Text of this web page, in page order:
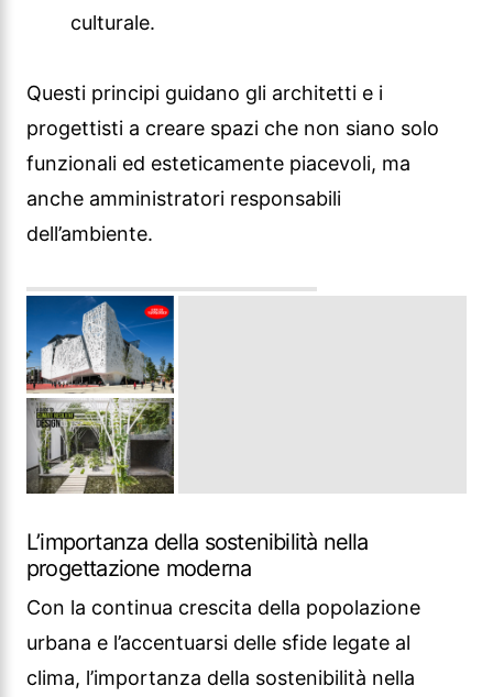
culturale.
Questi principi guidano gli architetti e i
progettisti a creare spazi che non siano solo
funzionali ed esteticamente piacevoli, ma
anche amministratori responsabili
dell’ambiente.
L’importanza della sostenibilità nella
progettazione moderna
Con la continua crescita della popolazione
urbana e l’accentuarsi delle sfide legate al
clima, l’importanza della sostenibilità nella